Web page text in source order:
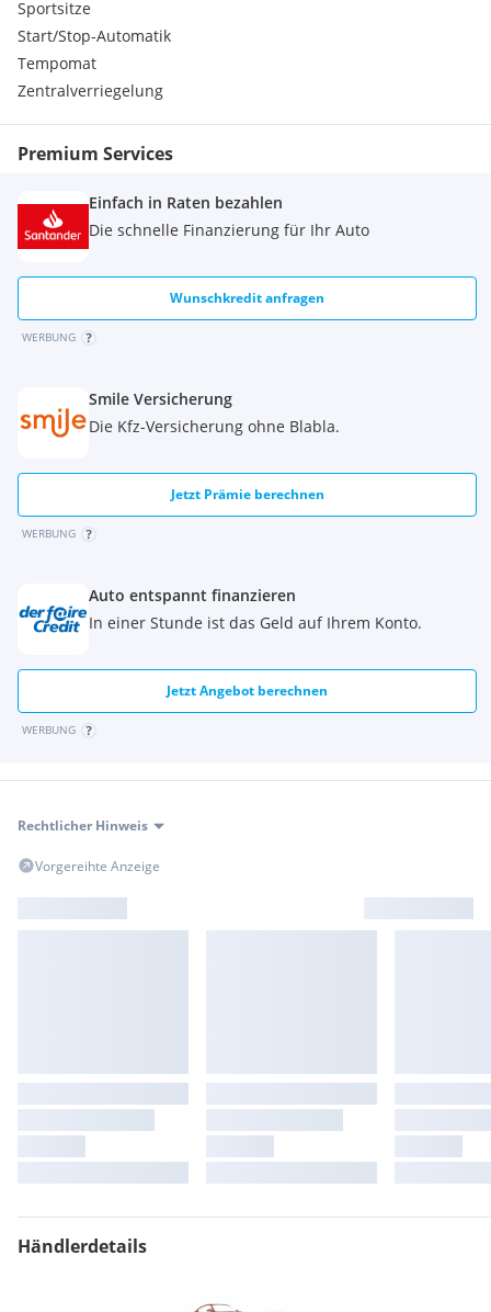
ecoFLEX - Emblem
Lüftungsdüsenumrandungen , Titangrau
Getränkehalter, hinten
Gurtwarner, Fahrer, Beifahrer
Make-Up-Spiegel in Sonnenblenden, Beifahrer
Mittelkonsole, in Dolomit Pearl oder Silver Dust
Türverkleidung, Stoff Atlantis
Steckdose, 12V
Gurtwarner, Beifahrer (optisch sowie akustisch)
Türdekorleisten, Dolomit Pearl oder Silver Dust
USB-Audio Schnittstelle, limitiert auf 2500 MP3-Files auf
einem USB-Stick
Sportsitze
Start/Stop-Automatik
Tempomat
Zentralverriegelung
Premium Services
Einfach in Raten bezahlen
Die schnelle Finanzierung für Ihr Auto
Wunschkredit anfragen
WERBUNG
Smile Versicherung
Die Kfz-Versicherung ohne Blabla.
Jetzt Prämie berechnen
WERBUNG
Auto entspannt finanzieren
In einer Stunde ist das Geld auf Ihrem Konto.
Jetzt Angebot berechnen
WERBUNG
Rechtlicher Hinweis
Vorgereihte Anzeige
Händlerdetails